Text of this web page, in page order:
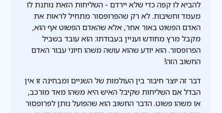
להביא לו קפה כדי שלא יירדם - השליחות הזאת נותנת לו
מעמד וחשיבות. לא רק שהפרופסור מתחיל לראות את
האדם הפשוט באור אחר, אלא שהאדם הפשוט אף הוא,
מקבל מרץ מחודש ועניין בעבודתו: הוא עובד בשביל
הפרופסור. הוא יודע שהוא עושה משהו חיוני עבור האדם
החשוב הזה!
דבר זה יוצר חיבור בין העולמות של השניים ומבחינה זו אין
הבדל אם השליחות שקיבל האיש היא משהו מאד מורכב,
או משהו פשוט. הדבר החשוב הוא שהפועל נותן לפרופסור